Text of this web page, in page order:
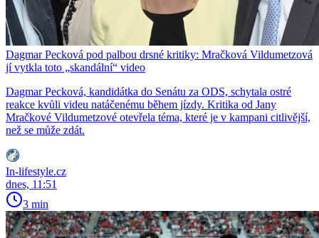
Dagmar Pecková pod palbou drsné kritiky: Mračková Vildumetzová
jí vytkla toto „skandální“ video
Dagmar Pecková, kandidátka do Senátu za ODS, schytala ostré
reakce kvůli videu natáčenému během jízdy. Kritika od Jany
Mračkové Vildumetzové otevřela téma, které je v kampani citlivější,
než se může zdát.
In-lifestyle.cz
dnes, 11:51
3 min